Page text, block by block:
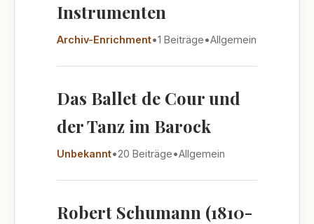
Instrumenten
Archiv-Enrichment•1 Beiträge•Allgemein
Das Ballet de Cour und
der Tanz im Barock
Unbekannt•20 Beiträge•Allgemein
Robert Schumann (1810-